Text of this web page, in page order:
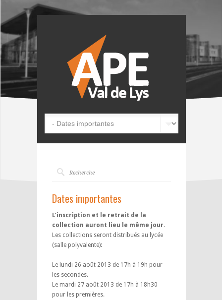
Dates importantes
L’inscription et le retrait de la
collection auront lieu le même jour.
Les collections seront distribués au lycée
(salle polyvalente):
Le lundi 26 août 2013 de 17h à 19h pour
les secondes.
Le mardi 27 août 2013 de 17h à 18h30
pour les premières.